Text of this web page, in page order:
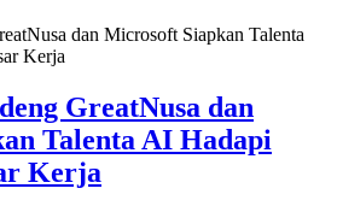
GreatNusa dan
Talenta AI Hadapi
Kerja